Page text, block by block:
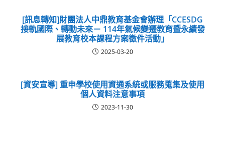
[訊息轉知]財團法人中鼎教育基金會辦理「CCESDG
接軌國際、轉動未來－ 114年氣候變遷教育暨永續發
展教育校本課程方案徵件活動」
2025-03-20
[資安宣導] 重申學校使用資通系統或服務蒐集及使用
個人資料注意事項
2023-11-30